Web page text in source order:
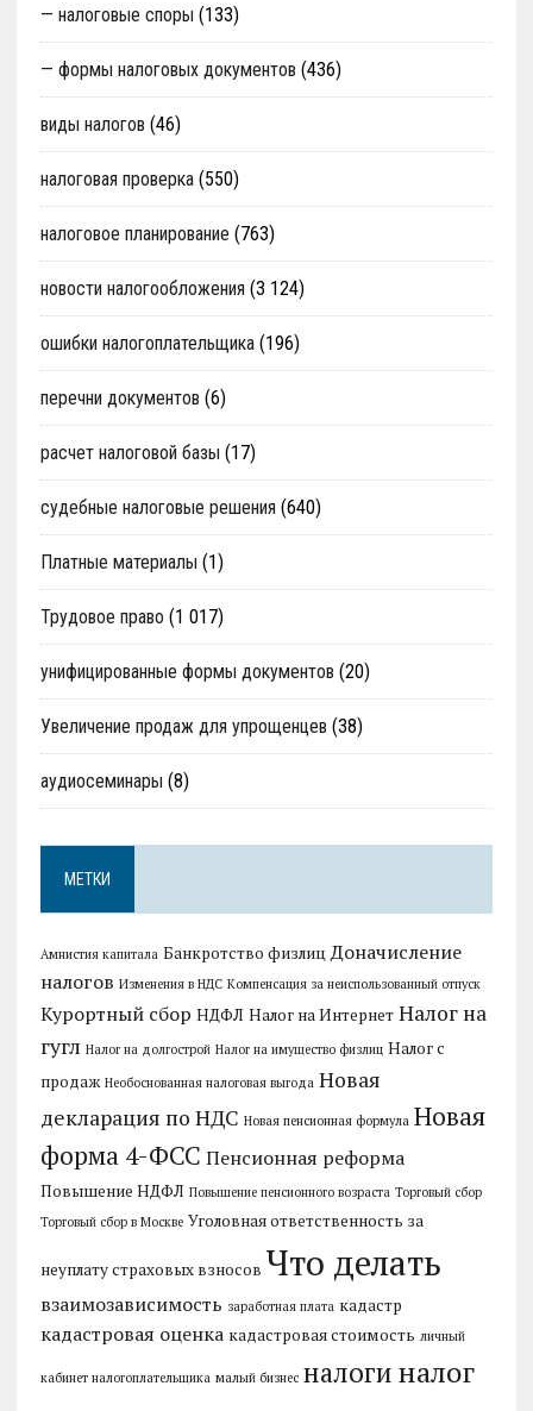
— налоговые споры (133)
— формы налоговых документов (436)
виды налогов (46)
налоговая проверка(550)
налоговое планирование (763)
новости налогообложения (3 124)
ошибки налогоплательщика(196)
перечни документов (6)
расчет налоговой базы (17)
судебные налоговые решения (640)
Платные материалы (1)
Трудовое право (1 017)
унифицированные формы документов (20)
Увеличение продаж для упрощенцев (38)
аудиосеминары (8)
МЕТКИ
Амнистия капитала Банкротство физлиц Доначисление
налогов Изменения в НДС Компенсация за неиспользованный отпуск
Курортный сбор НДФЛ Налог на Интернет Налог на
гугл Налог на долгострой Налог на имущество физлиц Налог с
продаж Необоснованная налоговая выгода Новая
декларация по НДС Новая пенсионная формула Новая
форма 4-ФСС Пенсионная реформа
Повышение НДФЛ Повышение пенсионного возраста Торговый сбор
Торговый сбор в Москве Уголовная ответственность за
неуплату страховых взносов Что делать
взаимозависимость заработная плата кадастр
кадастровая оценка кадастровая стоимость личный
кабинет налогоплательщика малый бизнес налоги налог